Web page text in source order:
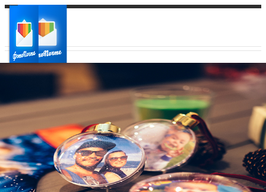
Ваш город:
Ваш регион доставки
Выберите из списка: